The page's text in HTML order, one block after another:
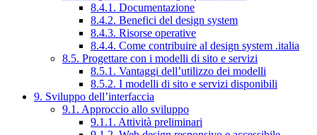
8.4.1. Documentazione
8.4.2. Benefici del design system
8.4.3. Risorse operative
8.4.4. Come contribuire al design system .italia
8.5. Progettare con i modelli di sito e servizi
8.5.1. Vantaggi dell’utilizzo dei modelli
8.5.2. I modelli di sito e servizi disponibili
9. Sviluppo dell’interfaccia
9.1. Approccio allo sviluppo
9.1.1. Attività preliminari